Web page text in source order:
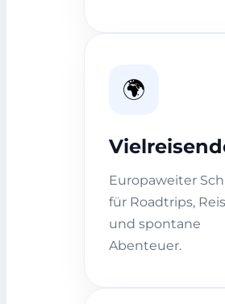
🌍
Europaweiter
für Roadtrips,
und spontane
Abenteuer.